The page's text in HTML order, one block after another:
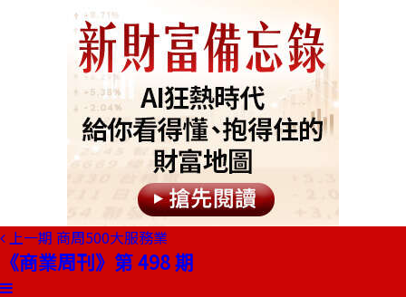
上一期 商周500大服務業
《商業周刊》第 498 期